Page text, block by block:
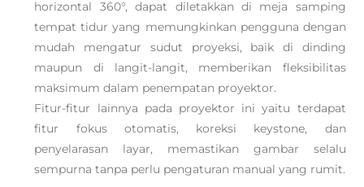
horizontal 360°, dapat diletakkan di meja samping
tempat tidur yang memungkinkan pengguna dengan
mudah mengatur sudut proyeksi, baik di dinding
maupun di langit-langit, memberikan fleksibilitas
maksimum dalam penempatan proyektor.
Fitur-fitur lainnya pada proyektor ini yaitu terdapat
fitur fokus otomatis, koreksi keystone, dan
penyelarasan layar, memastikan gambar selalu
sempurna tanpa perlu pengaturan manual yang rumit.